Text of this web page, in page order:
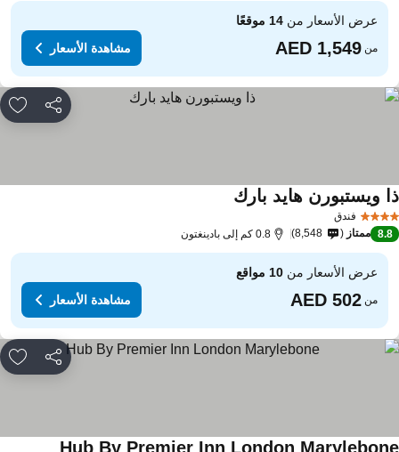
عرض الأسعار من14 موقعًا
من مشاهدة الأسعار
مشاركة
فندق
ويستبورن هايد باركمشاهدة الأسعار
8.8 ممتاز 8,548 0.8 كم إلى بادينغتون
عرض الأسعار من10 مواقع
من مشاهدة الأسعار
مشاركة
Hub By Premier Inn London